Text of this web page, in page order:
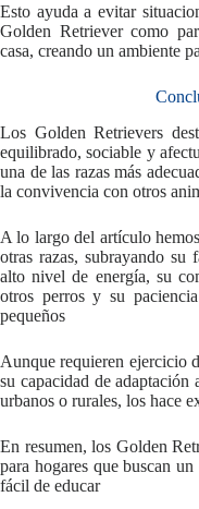
Esto ayuda a evitar
Golden Retriever como
casa, creando un ambiente
Los Golden Retrievers
equilibrado, sociable y
una de las razas más
la convivencia con otros
A lo largo del artículo
otras razas, subrayando su
alto nivel de energía, su
otros perros y su
pequeños
Aunque requieren ejercicio
su capacidad de adaptación
urbanos o rurales, los hace
En resumen, los Golden
para hogares que buscan
fácil de educar